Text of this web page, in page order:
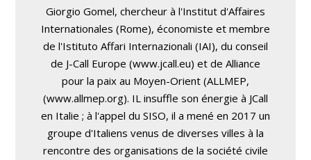
Giorgio Gomel, chercheur à l'Institut d'Affaires
Internationales (Rome), économiste et membre
de l'Istituto Affari Internazionali (IAI), du conseil
de J-Call Europe (www.jcall.eu) et de Alliance
pour la paix au Moyen-Orient (ALLMEP,
(www.allmep.org). IL insuffle son énergie à JCall
en Italie ; à l'appel du SISO, il a mené en 2017 un
groupe d'Italiens venus de diverses villes à la
rencontre des organisations de la société civile